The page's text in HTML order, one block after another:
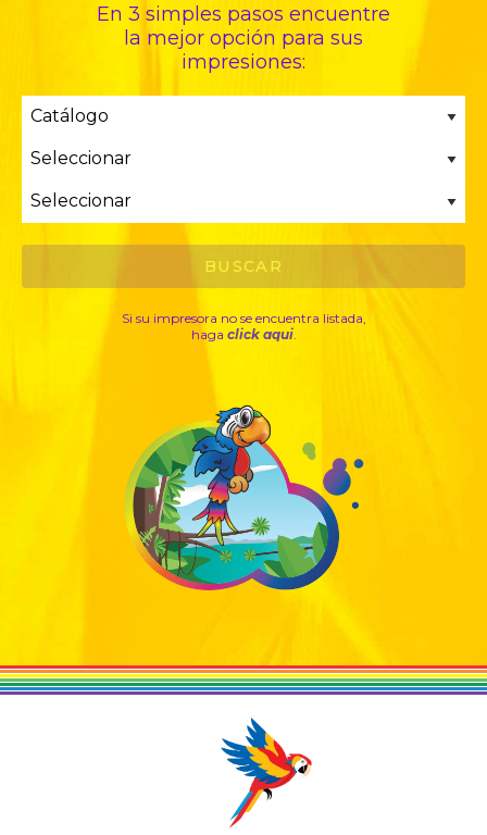
En 3 simples pasos encuentre
la mejor opción para sus
impresiones:
Si su impresora no se encuentra listada,
haga click aqui.